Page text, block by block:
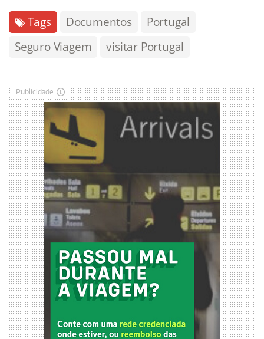
Tags Documentos
Portugal
Seguro Viagem
visitar Portugal
Publicidade